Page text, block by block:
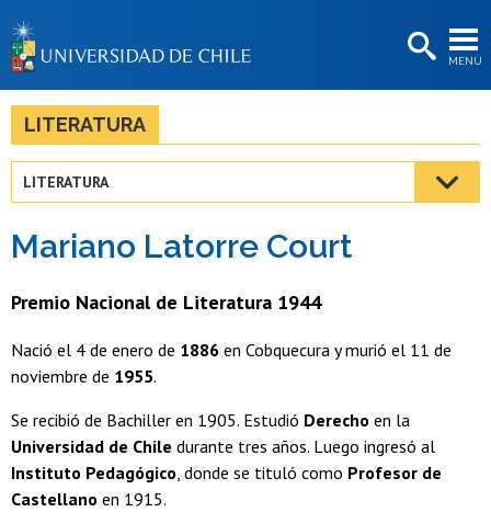
MENÚ
BIBLIOTECAS
Estudiantes
Académicas/os
Funcionarias/os
LITERATURA
LITERATURA
Mariano Latorre Court
Premio Nacional de Literatura 1944
Nació el 4 de enero de 1886 en Cobquecura y murió el 11 de
noviembre de 1955.
Se recibió de Bachiller en 1905. Estudió Derecho en la
Universidad de Chile durante tres años. Luego ingresó al
Instituto Pedagógico, donde se tituló como Profesor de
Castellano en 1915.